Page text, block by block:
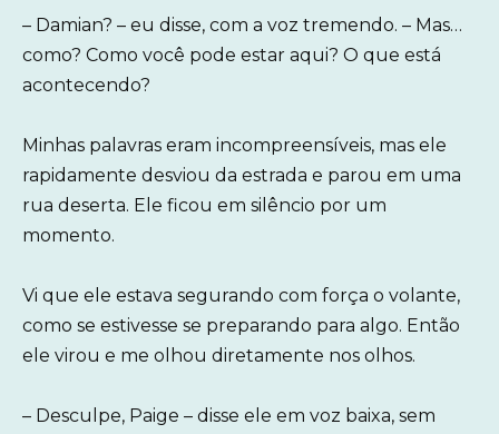
– Damian? – eu disse, com a voz tremendo. – Mas…
como? Como você pode estar aqui? O que está
acontecendo?
Minhas palavras eram incompreensíveis, mas ele
rapidamente desviou da estrada e parou em uma
rua deserta. Ele ficou em silêncio por um
momento.
Vi que ele estava segurando com força o volante,
como se estivesse se preparando para algo. Então
ele virou e me olhou diretamente nos olhos.
– Desculpe, Paige – disse ele em voz baixa, sem